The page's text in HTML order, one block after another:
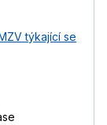
týkající se